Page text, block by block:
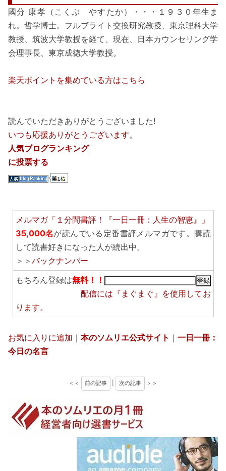
國分 康孝（こくぶ やすたか）・・・１９３０年生ま
れ。哲学博士。フルブライト交換研究教授、東京理科大学
教授、筑波大学教授を経て、現在、日本カウンセリング学
会理事長、東京成徳大学教授。
楽天ポイントを集めている方はこちら
読んでいただきありがとうございました!
いつも応援ありがとうございます。
人気ブログランキング
に投票する
メルマガ「１分間書評！『一日一冊：人生の智恵』」
35,000名が読んでいる定番書評メルマガです。購読
して読書好きになった人が続出中。
＞＞ バックナンバー
もちろん登録は無料！！
配信には 『まぐまぐ』 を使用してお
ります。
お気に入りに追加 ｜ 本のソムリエ公式サイト ｜ 一日一冊：
今日の名言
＜＜ 前の記事 次の記事 ＞＞